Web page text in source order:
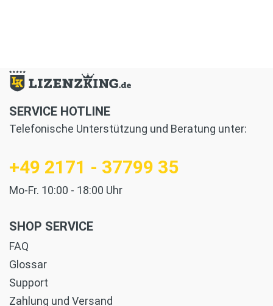
SERVICE HOTLINE
Telefonische Unterstützung und Beratung unter:
+49 2171 - 37799 35
Mo-Fr. 10:00 - 18:00 Uhr
SHOP SERVICE
FAQ
Glossar
Support
Zahlung und Versand